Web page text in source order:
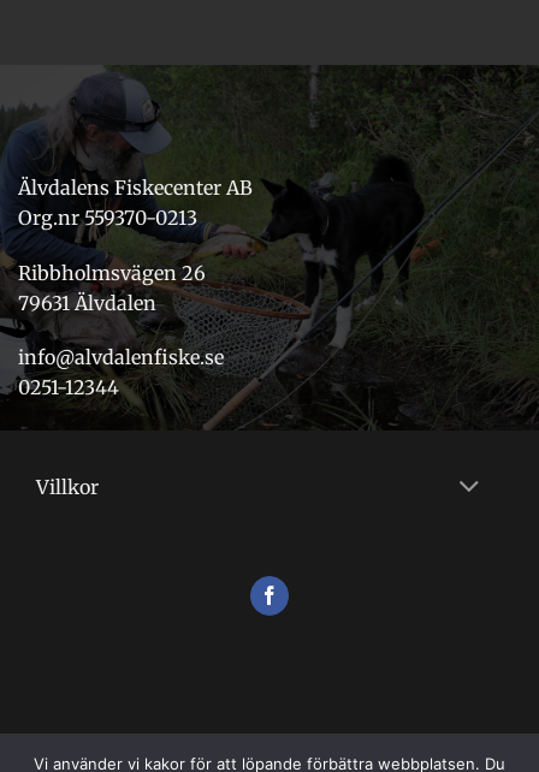
Älvdalens Fiskecenter AB
Org.nr 559370-0213
Ribbholmsvägen 26
79631 Älvdalen
info@alvdalenfiske.se
0251-12344
Villkor
Vi använder vi kakor för att löpande förbättra webbplatsen. Du